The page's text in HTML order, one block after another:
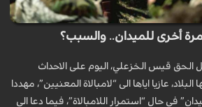
مرة أخرى للميدان.. والسبب؟
قيس الخزعلي، الیوم على الاحداث
عازيا اياها الى “لامبالاة المعنيين”، مهددا
في حال “استمرار اللامبالاة”، فيما دعا الى